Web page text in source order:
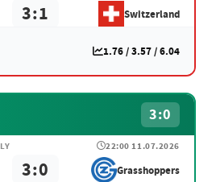
3:1 Switzerland
1.76 / 3.57 / 6.04
3:0
22:00 11.07.2026
3:0 Grasshoppers